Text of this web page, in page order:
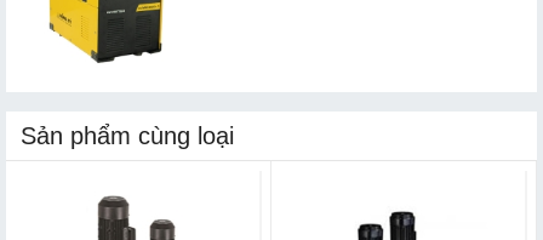
Sản phẩm cùng loại